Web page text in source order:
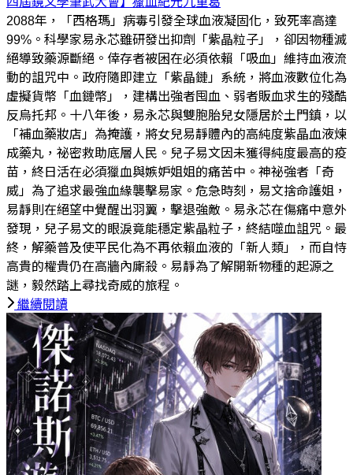
2088年，「西格瑪」病毒引發全球血液凝固化，致死率高達
99%。科學家易永芯雖研發出抑劑「紫晶粒子」，卻因物種滅
絕導致藥源斷絕。倖存者被困在必須依賴「吸血」維持血液流
動的詛咒中。政府隨即建立「紫晶鏈」系統，將血液數位化為
虛擬貨幣「血鏈幣」，建構出強者囤血、弱者販血求生的殘酷
反烏托邦。十八年後，易永芯與雙胞胎兒女隱居於土門鎮，以
「補血藥妝店」為掩護，將女兒易靜體內的高純度紫晶血液煉
成藥丸，祕密救助底層人民。兒子易文因未獲得純度最高的疫
苗，終日活在必須獵血與嫉妒姐姐的痛苦中。神祕強者「奇
威」為了追求最強血緣襲擊易家。危急時刻，易文捨命護姐，
易靜則在絕望中覺醒出羽翼，擊退強敵。易永芯在傷痛中意外
發現，兒子易文的眼淚竟能穩定紫晶粒子，終結噬血詛咒。最
終，解藥普及使平民化為不再依賴血液的「新人類」，而自恃
高貴的權貴仍在高牆內廝殺。易靜為了解開新物種的起源之
謎，毅然踏上尋找奇威的旅程。
繼續閱讀